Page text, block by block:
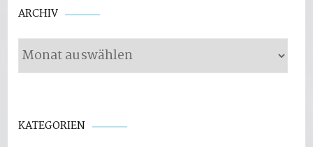
ARCHIV Archiv
KATEGORIEN